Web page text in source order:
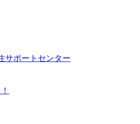
サポートセンター